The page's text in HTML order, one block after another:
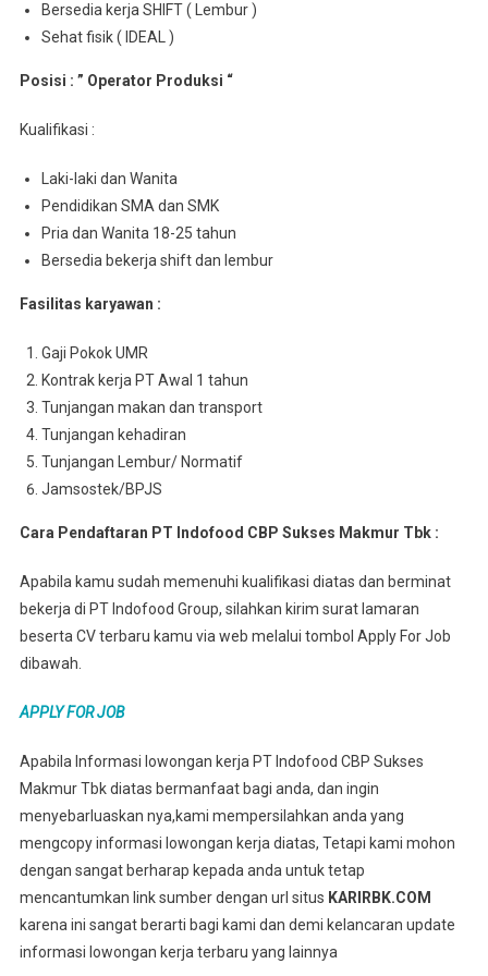
Bersedia kerja SHIFT ( Lembur )
Sehat fisik ( IDEAL )
Posisi : ” Operator Produksi “
Kualifikasi :
Laki-laki dan Wanita
Pendidikan SMA dan SMK
Pria dan Wanita 18-25 tahun
Bersedia bekerja shift dan lembur
Fasilitas karyawan :
Gaji Pokok UMR
Kontrak kerja PT Awal 1 tahun
Tunjangan makan dan transport
Tunjangan kehadiran
Tunjangan Lembur/ Normatif
Jamsostek/BPJS
Cara Pendaftaran PT Indofood CBP Sukses Makmur Tbk :
Apabila kamu sudah memenuhi kualifikasi diatas dan berminat
bekerja di PT Indofood Group, silahkan kirim surat lamaran
beserta CV terbaru kamu via web melalui tombol Apply For Job
dibawah.
APPLY FOR JOB
Apabila Informasi lowongan kerja PT Indofood CBP Sukses
Makmur Tbk diatas bermanfaat bagi anda, dan ingin
menyebarluaskan nya,kami mempersilahkan anda yang
mengcopy informasi lowongan kerja diatas, Tetapi kami mohon
dengan sangat berharap kepada anda untuk tetap
mencantumkan link sumber dengan url situs KARIRBK.COM
karena ini sangat berarti bagi kami dan demi kelancaran update
informasi lowongan kerja terbaru yang lainnya